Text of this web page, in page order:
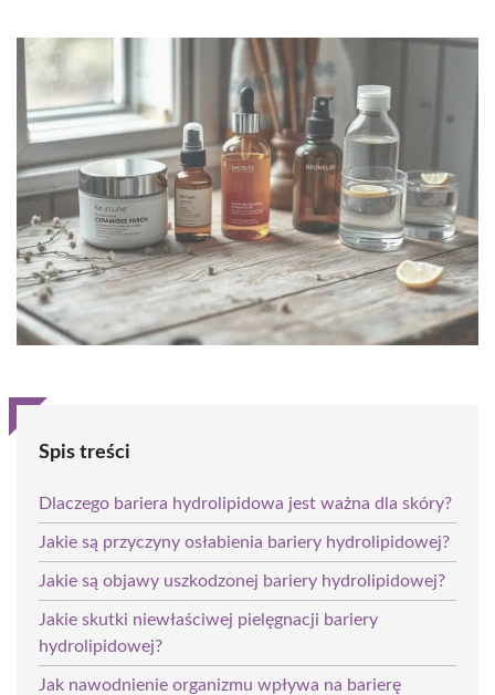
Spis treści
Dlaczego bariera hydrolipidowa jest ważna dla skóry?
Jakie są przyczyny osłabienia bariery hydrolipidowej?
Jakie są objawy uszkodzonej bariery hydrolipidowej?
Jakie skutki niewłaściwej pielęgnacji bariery
hydrolipidowej?
Jak nawodnienie organizmu wpływa na barierę